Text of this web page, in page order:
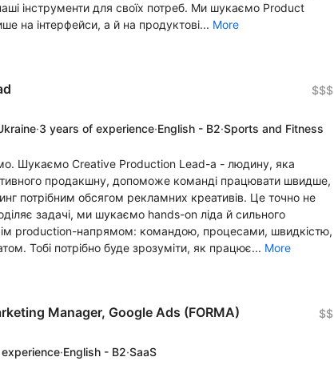
інструменти для своїх потреб. Ми шукаємо Product
на інтерфейси, а й на продуктові... More
$$$
·3 years of experience·English - B2·Sports and Fitness
Шукаємо Creative Production Lead-а - людину, яка
продакшну, допоможе команді працювати швидше,
потрібним обсягом рекламних креативів. Це точно не
задачі, ми шукаємо hands-on ліда й сильного
production-напрямом: командою, процесами, швидкістю,
Тобі потрібно буде зрозуміти, як працює... More
Manager, Google Ads (FORMA) $$
·English - B2·SaaS